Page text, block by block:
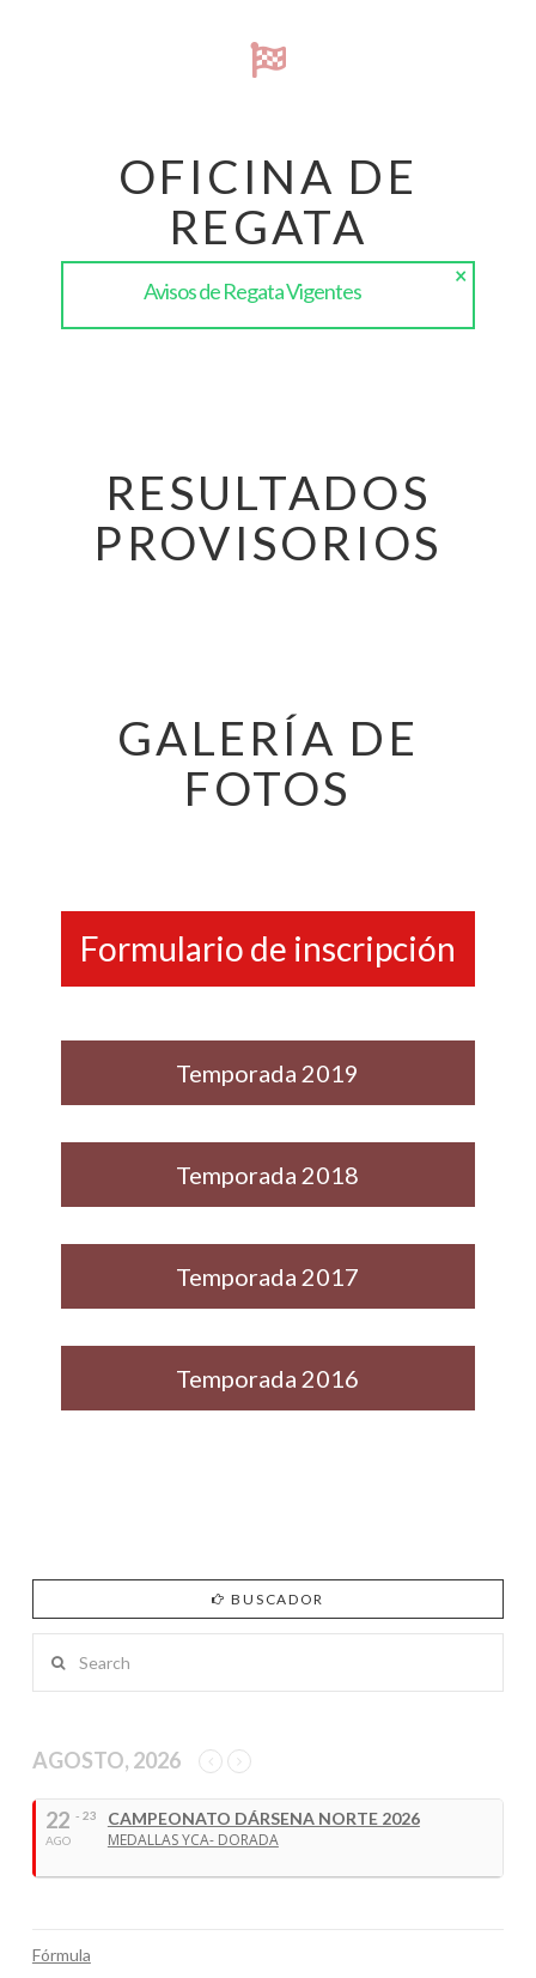
OFICINA DE
REGATA
×
Avisos de Regata Vigentes
RESULTADOS
PROVISORIOS
GALERÍA DE
FOTOS
Formulario de inscripción
Temporada 2019
Temporada 2018
Temporada 2017
Temporada 2016
BUSCADOR
AGOSTO, 2026
22
AGO
- 23
CAMPEONATO DÁRSENA NORTE 2026
MEDALLAS YCA- DORADA
Fórmula